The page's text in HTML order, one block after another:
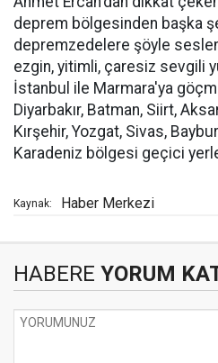
deprem bölgesinden başka
depremzedelere şöyle
ezgin, yitimli, çaresiz sevgili
İstanbul ile Marmara'ya
Diyarbakır, Batman, Siirt,
Kırşehir, Yozgat, Sivas,
Karadeniz bölgesi geçici
Kaynak: Haber Merkezi
HABERE YORUM